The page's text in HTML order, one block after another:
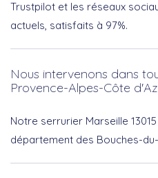
Trustpilot et les réseaux
actuels, satisfaits à 97%.
Nous intervenons dans
Provence-Alpes-Côte
Notre serrurier Marseille
département des Bouches-du-